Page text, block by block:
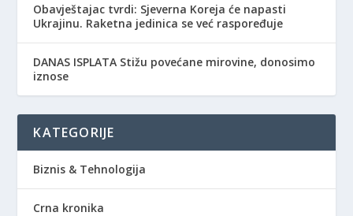
Obavještajac tvrdi: Sjeverna Koreja će napasti
Ukrajinu. Raketna jedinica se već raspoređuje
DANAS ISPLATA Stižu povećane mirovine, donosimo
iznose
KATEGORIJE
Biznis & Tehnologija
Crna kronika